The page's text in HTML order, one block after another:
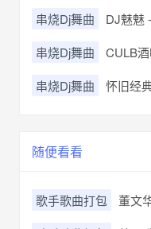
串烧Dj舞曲 DJ魅魅
串烧Dj舞曲 CULB
串烧Dj舞曲 怀旧经
随便看看
歌手歌曲打包
董文